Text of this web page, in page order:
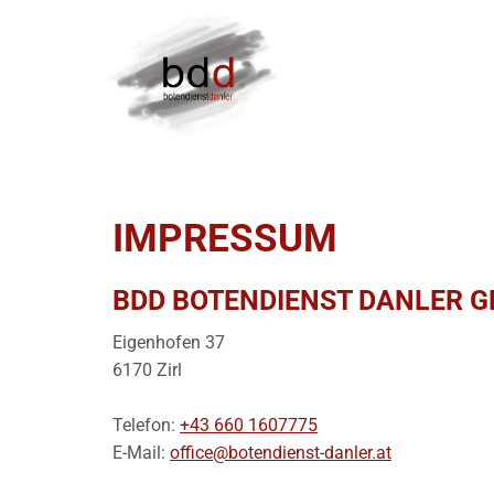
IMPRESSUM
BDD BOTENDIENST DANLER
Eigenhofen 37
6170 Zirl
Telefon: +43 660 1607775
E-Mail: office@botendienst-danler.at